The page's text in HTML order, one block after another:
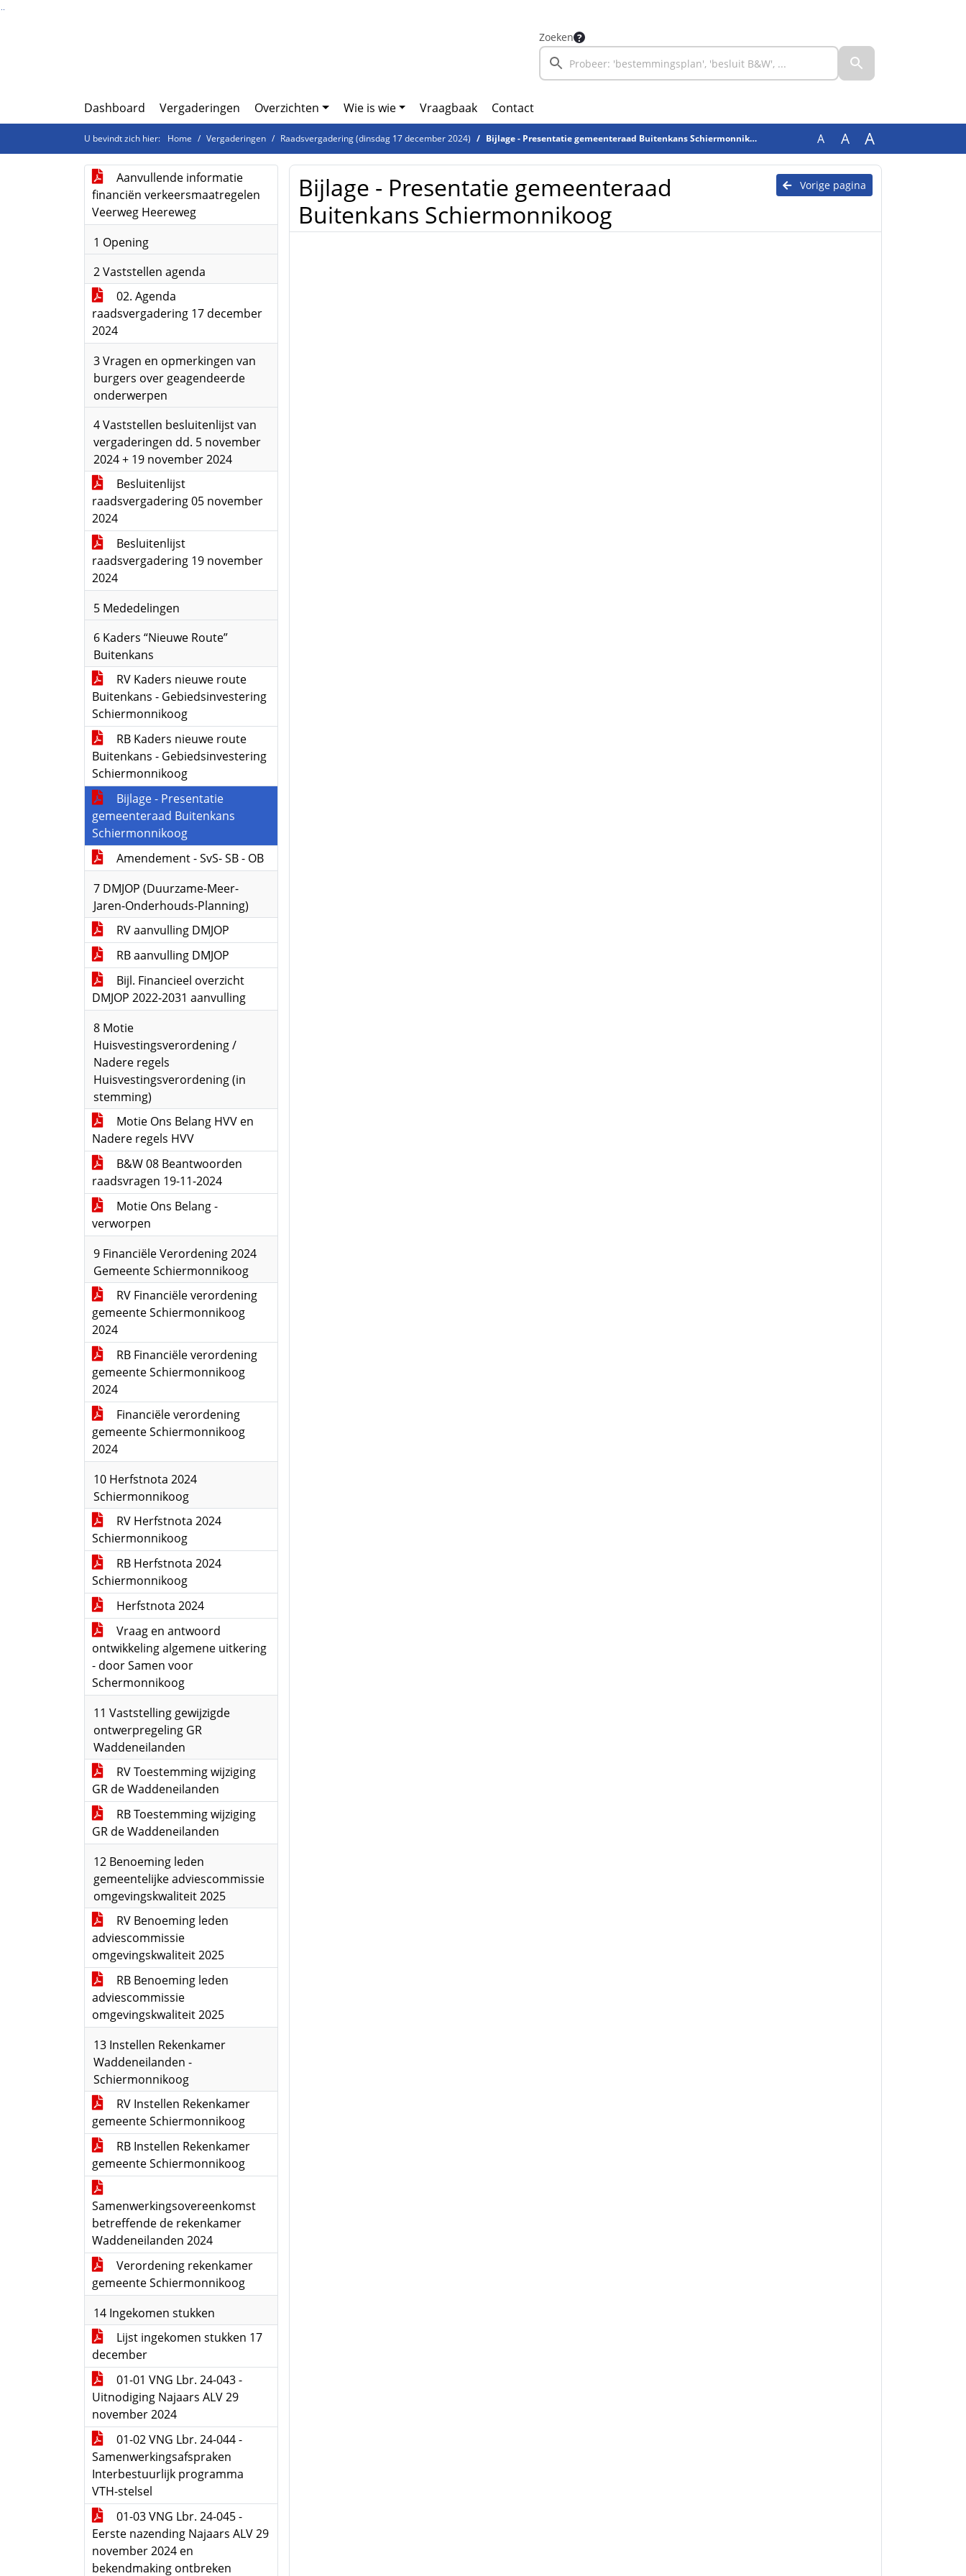
Zoeken
Dashboard Vergaderingen Overzichten Wie is wie Vraagbaak Contact
U bevindt zich hier: Home Vergaderingen Raadsvergadering (dinsdag 17 december 2024) Bijlage - Presentatie gemeenteraad Buitenkans Schiermonnikoog A A A
Aanvullende informatie
financiën verkeersmaatregelen
Veerweg Heereweg
1 Opening
2 Vaststellen agenda
02. Agenda
raadsvergadering 17 december
2024
3 Vragen en opmerkingen van
burgers over geagendeerde
onderwerpen
4 Vaststellen besluitenlijst van
vergaderingen dd. 5 november
2024 + 19 november 2024
Besluitenlijst
raadsvergadering 05 november
2024
Besluitenlijst
raadsvergadering 19 november
2024
5 Mededelingen
6 Kaders “Nieuwe Route”
Buitenkans
RV Kaders nieuwe route
Buitenkans - Gebiedsinvestering
Schiermonnikoog
RB Kaders nieuwe route
Buitenkans - Gebiedsinvestering
Schiermonnikoog
Bijlage - Presentatie
gemeenteraad Buitenkans
Schiermonnikoog
Amendement - SvS- SB - OB
7 DMJOP (Duurzame-Meer-
Jaren-Onderhouds-Planning)
RV aanvulling DMJOP
RB aanvulling DMJOP
Bijl. Financieel overzicht
DMJOP 2022-2031 aanvulling
8 Motie
Huisvestingsverordening /
Nadere regels
Huisvestingsverordening (in
stemming)
Motie Ons Belang HVV en
Nadere regels HVV
B&W 08 Beantwoorden
raadsvragen 19-11-2024
Motie Ons Belang -
verworpen
9 Financiële Verordening 2024
Gemeente Schiermonnikoog
RV Financiële verordening
gemeente Schiermonnikoog
2024
RB Financiële verordening
gemeente Schiermonnikoog
2024
Financiële verordening
gemeente Schiermonnikoog
2024
10 Herfstnota 2024
Schiermonnikoog
RV Herfstnota 2024
Schiermonnikoog
RB Herfstnota 2024
Schiermonnikoog
Herfstnota 2024
Vraag en antwoord
ontwikkeling algemene uitkering
- door Samen voor
Schermonnikoog
11 Vaststelling gewijzigde
ontwerpregeling GR
Waddeneilanden
RV Toestemming wijziging
GR de Waddeneilanden
RB Toestemming wijziging
GR de Waddeneilanden
12 Benoeming leden
gemeentelijke adviescommissie
omgevingskwaliteit 2025
RV Benoeming leden
adviescommissie
omgevingskwaliteit 2025
RB Benoeming leden
adviescommissie
omgevingskwaliteit 2025
13 Instellen Rekenkamer
Waddeneilanden -
Schiermonnikoog
RV Instellen Rekenkamer
gemeente Schiermonnikoog
RB Instellen Rekenkamer
gemeente Schiermonnikoog
Samenwerkingsovereenkomst
betreffende de rekenkamer
Waddeneilanden 2024
Verordening rekenkamer
gemeente Schiermonnikoog
14 Ingekomen stukken
Lijst ingekomen stukken 17
december
01-01 VNG Lbr. 24-043 -
Uitnodiging Najaars ALV 29
november 2024
01-02 VNG Lbr. 24-044 -
Samenwerkingsafspraken
Interbestuurlijk programma
VTH-stelsel
01-03 VNG Lbr. 24-045 -
Eerste nazending Najaars ALV 29
november 2024 en
bekendmaking ontbreken
Vorige pagina
Bijlage - Presentatie gemeenteraad
Buitenkans Schiermonnikoog